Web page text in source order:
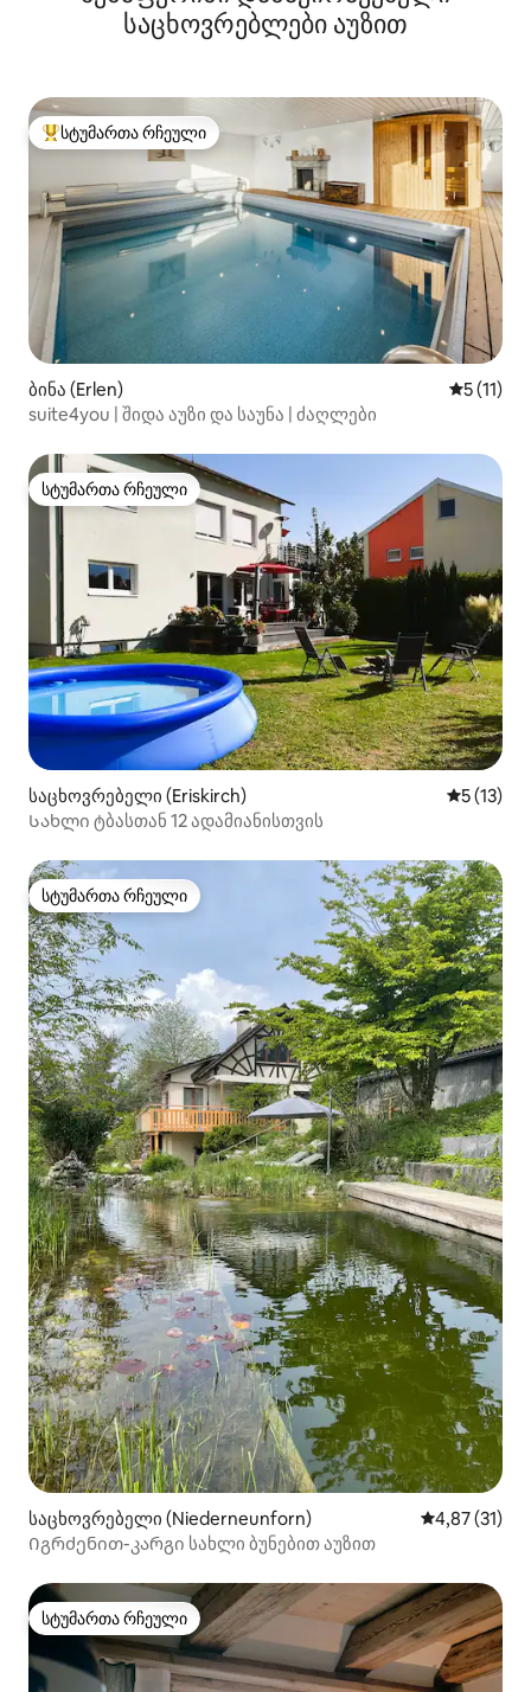
საცხოვრებლები აუზით
სტუმართა რჩეული მოწინავე ვარიანტი
სტუმართა რჩეული
ბინა (Erlen) საშუალო
5 (11)
suite4you | შიდა აუზი და საუნა | ძაღლები
სტუმართა რჩეული
სტუმართა რჩეული
საცხოვრებელი (Eriskirch) საშუალო
5 (13)
Სახლი ტბასთან 12 ადამიანისთვის
სტუმართა რჩეული
სტუმართა რჩეული
საცხოვრებელი (Niederneunforn) საშუალო
4,87 (31)
Იგრძენით-კარგი სახლი ბუნებით აუზით
სტუმართა რჩეული
სტუმართა რჩეული